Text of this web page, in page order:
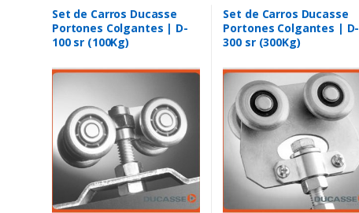
Set de Carros Ducasse
Portones Colgantes | D-
100 sr (100Kg)
Set de Carros Ducasse
Portones Colgantes | D-
300 sr (300Kg)